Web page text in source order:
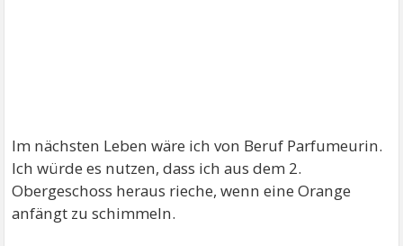
Im nächsten Leben wäre ich von Beruf Parfumeurin.
Ich würde es nutzen, dass ich aus dem 2.
Obergeschoss heraus rieche, wenn eine Orange
anfängt zu schimmeln.